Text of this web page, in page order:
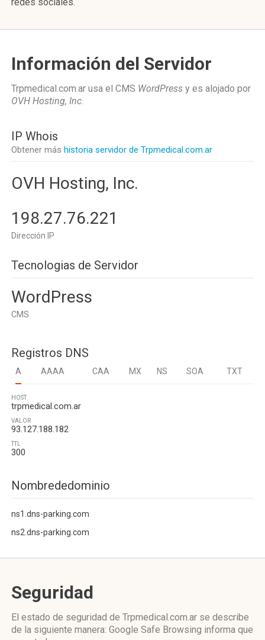
Información del Servidor
Trpmedical.com.ar usa el CMS WordPress y es alojado por
OVH Hosting, Inc.
IP Whois
Obtener más historia servidor de Trpmedical.com.ar
OVH Hosting, Inc.
198.27.76.221
Dirección IP
Tecnologias de Servidor
WordPress
CMS
Registros DNS
A AAAA CAA MX NS SOA TXT
HOST
trpmedical.com.ar
VALOR
93.127.188.182
TTL
300
Nombrededominio
ns1.dns-parking.com
ns2.dns-parking.com
Seguridad
El estado de seguridad de Trpmedical.com.ar se describe
de la siguiente manera: Google Safe Browsing informa que